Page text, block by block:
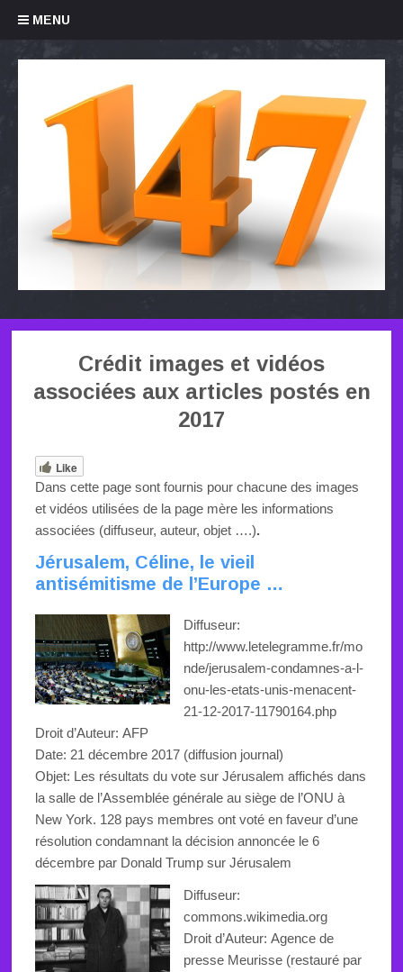
MENU
Skip to content
Crédit images et vidéos
associées aux articles postés en
2017
Like
Dans cette page sont fournis pour chacune des images
et vidéos utilisées de la page mère les informations
associées (diffuseur, auteur, objet ….).
Jérusalem, Céline, le vieil
antisémitisme de l’Europe …
Diffuseur:
http://www.letelegramme.fr/mo
nde/jerusalem-condamnes-a-l-
onu-les-etats-unis-menacent-
21-12-2017-11790164.php
Droit d’Auteur: AFP
Date: 21 décembre 2017 (diffusion journal)
Objet: Les résultats du vote sur Jérusalem affichés dans
la salle de l’Assemblée générale au siège de l’ONU à
New York. 128 pays membres ont voté en faveur d’une
résolution condamnant la décision annoncée le 6
décembre par Donald Trump sur Jérusalem
Diffuseur:
commons.wikimedia.org
Droit d’Auteur: Agence de
presse Meurisse (restauré par